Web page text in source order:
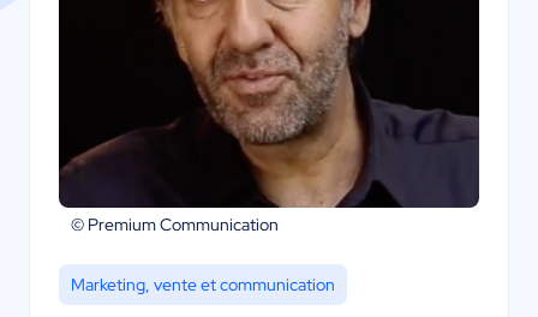
© Premium Communication
Marketing, vente et communication